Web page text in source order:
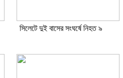
সিলেটে দুই বাসের সংঘর্ষে নিহত ৯